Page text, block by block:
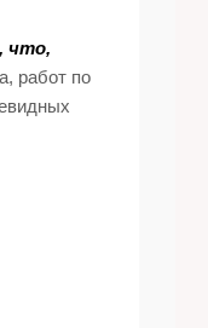
что,
работ по